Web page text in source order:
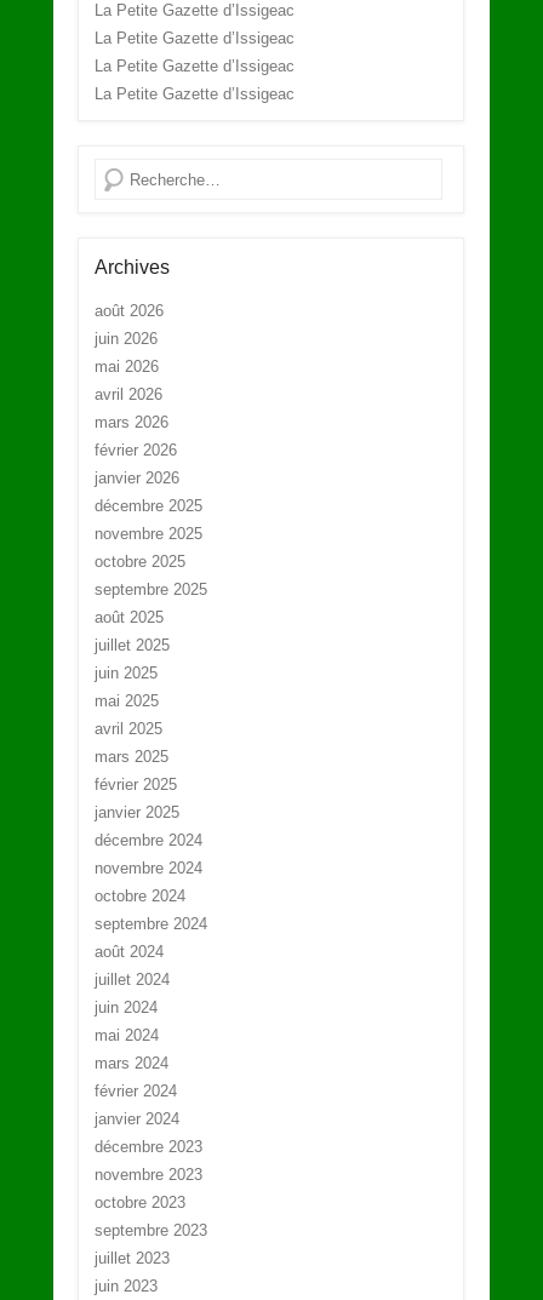
La Petite Gazette d’Issigeac
La Petite Gazette d’Issigeac
La Petite Gazette d’Issigeac
La Petite Gazette d’Issigeac
Recherche
Archives
août 2026
juin 2026
mai 2026
avril 2026
mars 2026
février 2026
janvier 2026
décembre 2025
novembre 2025
octobre 2025
septembre 2025
août 2025
juillet 2025
juin 2025
mai 2025
avril 2025
mars 2025
février 2025
janvier 2025
décembre 2024
novembre 2024
octobre 2024
septembre 2024
août 2024
juillet 2024
juin 2024
mai 2024
mars 2024
février 2024
janvier 2024
décembre 2023
novembre 2023
octobre 2023
septembre 2023
juillet 2023
juin 2023